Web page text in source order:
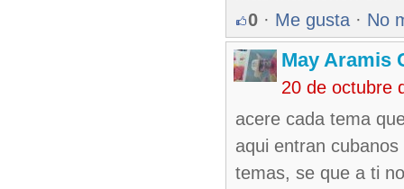
0 · Me gusta · No
May Aramis
20 de octubre
acere cada tema
aqui entran
temas, se que a ti